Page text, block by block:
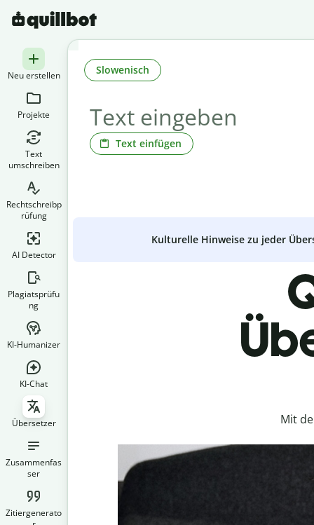
Neu erstellen
Projekte
Text
umschreiben
Rechtschreibp
rüfung
AI Detector
Plagiatsprüfu
ng
KI-Humanizer
KI-Chat
Übersetzer
Zusammenfas
ser
Zitiergenerato
Text einfügen
Slowenisch
Kulturelle Hinweise zu jeder
Mit